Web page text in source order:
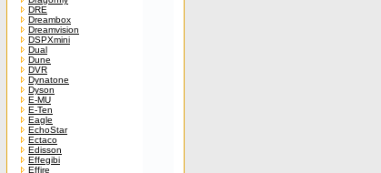
DRE
Dreambox
Dreamvision
DSPXmini
Dual
Dune
DVR
Dynatone
Dyson
E-MU
E-Ten
Eagle
EchoStar
Ectaco
Edisson
Effegibi
Effire